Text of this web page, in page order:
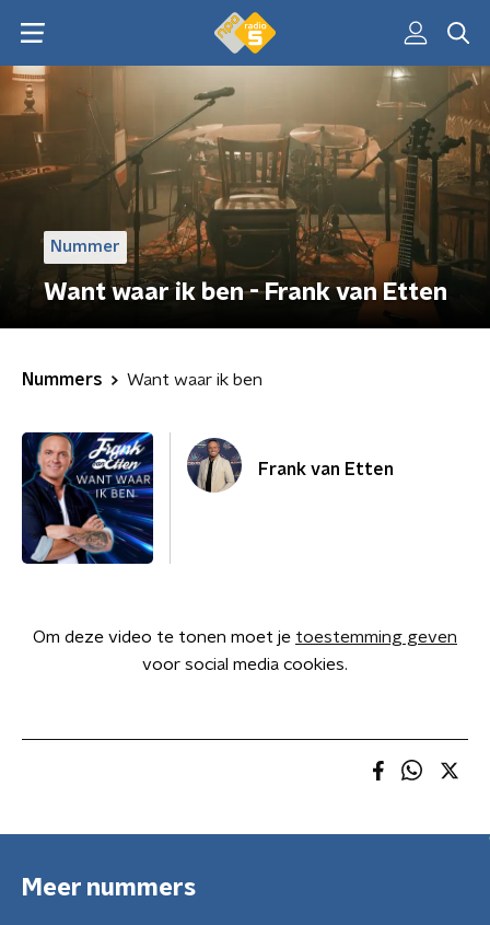
Nummer
Want waar ik ben - Frank van Etten
Nummers Want waar ik ben
Frank van Etten
Om deze video te tonen moet je toestemming geven
voor social media cookies.
Meer nummers